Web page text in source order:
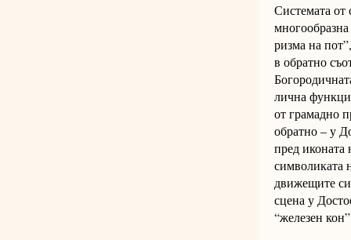
Системата от
ризма на
в обратно
ли­ч­на
от грамадно
об­рат­но – у
пред
сим­во­ли­ка­­та
движещите
сце­на у
“железен